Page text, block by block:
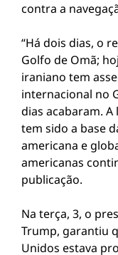
contra a
“Há dois dias, o
Golfo de Omã;
iraniano tem
internacional no
dias acabaram.
tem sido a base
americana e
americanas
publicação.
Na terça, 3, o
Trump, garantiu
Unidos estava